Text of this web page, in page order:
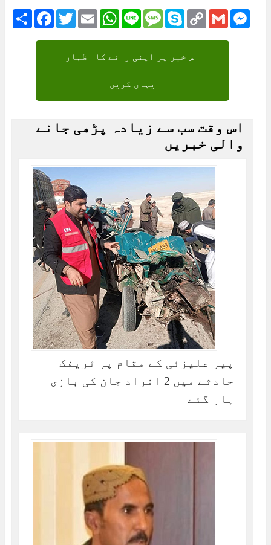
ShareFacebook
TwitterEmailWhatsApp
Line Message
SkypeCopy
Link
Gmail
اس خبر پر اپنی رائے کا اظہار
یہاں کریں
اس وقت سب سے زیادہ پڑھی جانے
والی خبریں
پیر علیزئی کے مقام پر ٹریفک
حادثے میں 2 افراد جان کی بازی
ہار گئے